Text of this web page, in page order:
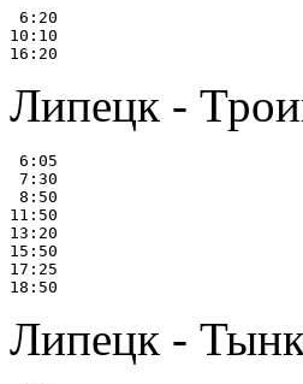
6:20
10:10
Липецк -
6:05
7:30
8:50
11:50
13:20
15:50
17:25
Липецк -